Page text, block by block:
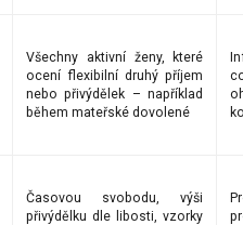
Všechny aktivní ženy, které
ocení flexibilní druhý příjem
nebo přivýdělek – například
během mateřské dovolené
Časovou svobodu, výši
přivýdělku dle libosti, vzorky